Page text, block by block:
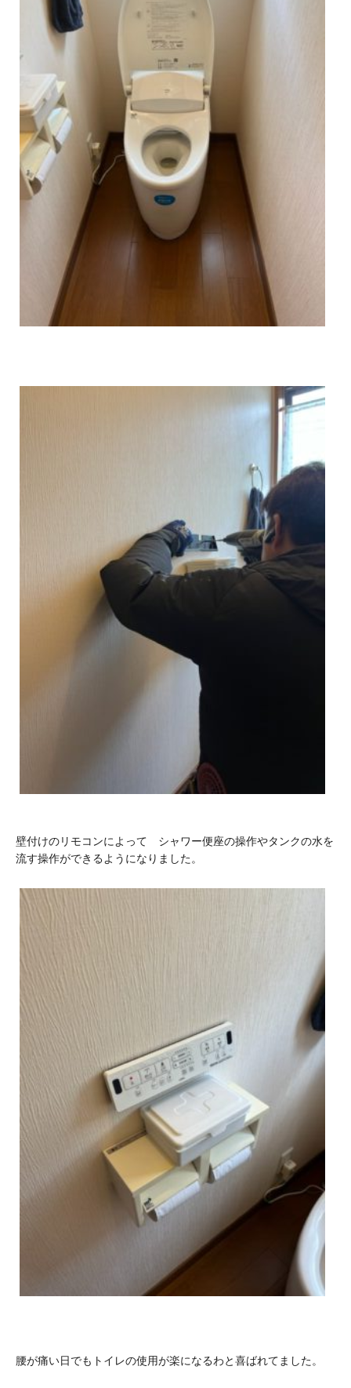
壁付けのリモコンによって シャワー便座の操作やタンクの水を
流す操作ができるようになりました。
腰が痛い日でもトイレの使用が楽になるわと喜ばれてました。